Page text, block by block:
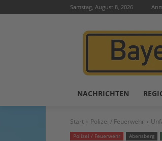
Samstag, August 8, 2026
NACHRICHTEN
Start Polizei / Feuerwehr
Polizei / Feuerwehr Abensberg